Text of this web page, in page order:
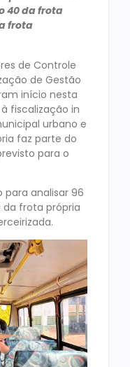
40 da frota
frota
de Controle
de Gestão
início nesta
fiscalização in
urbano e
faz parte do
para o
para analisar 96
da frota própria